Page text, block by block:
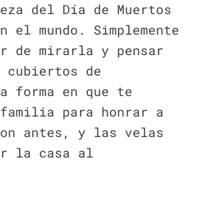
del Día de Muertos
el mundo. Simplemente
de mirarla y pensar
de
forma en que te
para honrar a
antes, y las velas
la casa al